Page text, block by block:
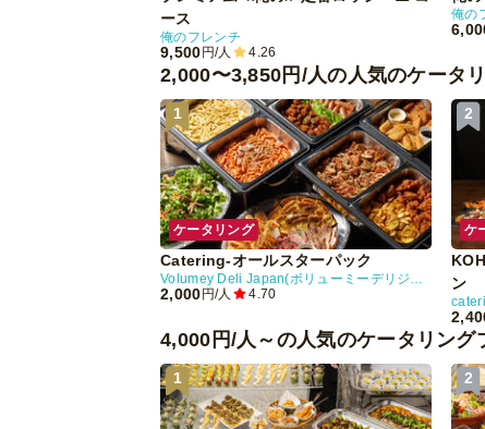
ース
俺のフレンチ
9,500円/人 4.26
俺の
2,000〜3,850円/人の人気のケータ
Catering-オールスターパック
2,000円/人 4.70
1
ケータリング
ン
2
ケ
4,000円/人～の人気のケータリング
1 2